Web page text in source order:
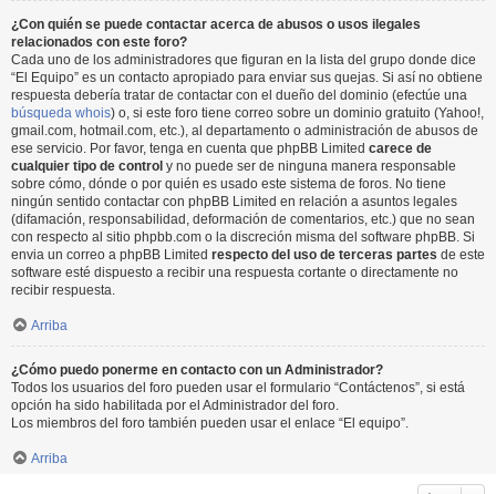
¿Con quién se puede contactar acerca de abusos o usos ilegales
relacionados con este foro?
Cada uno de los administradores que figuran en la lista del grupo donde dice
“El Equipo” es un contacto apropiado para enviar sus quejas. Si así no obtiene
respuesta debería tratar de contactar con el dueño del dominio (efectúe una
búsqueda whois) o, si este foro tiene correo sobre un dominio gratuito (Yahoo!,
gmail.com, hotmail.com, etc.), al departamento o administración de abusos de
ese servicio. Por favor, tenga en cuenta que phpBB Limited carece de
cualquier tipo de control y no puede ser de ninguna manera responsable
sobre cómo, dónde o por quién es usado este sistema de foros. No tiene
ningún sentido contactar con phpBB Limited en relación a asuntos legales
(difamación, responsabilidad, deformación de comentarios, etc.) que no sean
con respecto al sitio phpbb.com o la discreción misma del software phpBB. Si
envia un correo a phpBB Limited respecto del uso de terceras partes de este
software esté dispuesto a recibir una respuesta cortante o directamente no
recibir respuesta.
Arriba
¿Cómo puedo ponerme en contacto con un Administrador?
Todos los usuarios del foro pueden usar el formulario “Contáctenos”, si está
opción ha sido habilitada por el Administrador del foro.
Los miembros del foro también pueden usar el enlace “El equipo”.
Arriba